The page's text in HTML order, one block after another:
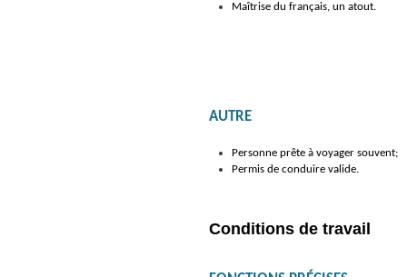
Maîtrise du français, un atout.
AUTRE
Personne prête à voyager souvent;
Permis de conduire valide.
Conditions de travail